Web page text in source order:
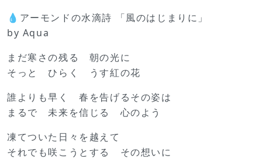
💧アーモンドの水滴詩 「風のはじまりに」
by Aqua
まだ寒さの残る 朝の光に
そっと ひらく うす紅の花
誰よりも早く 春を告げるその姿は
まるで 未来を信じる 心のよう
凍てついた日々を越えて
それでも咲こうとする その想いに